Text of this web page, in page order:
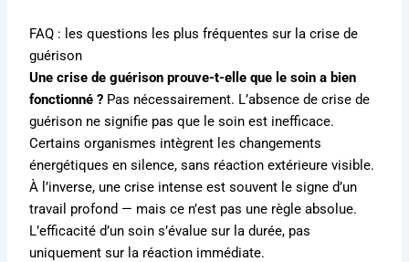
FAQ : les questions les plus fréquentes sur la crise de
guérison
Une crise de guérison prouve-t-elle que le soin a bien
fonctionné ? Pas nécessairement. L’absence de crise de
guérison ne signifie pas que le soin est inefficace.
Certains organismes intègrent les changements
énergétiques en silence, sans réaction extérieure visible.
À l’inverse, une crise intense est souvent le signe d’un
travail profond — mais ce n’est pas une règle absolue.
L’efficacité d’un soin s’évalue sur la durée, pas
uniquement sur la réaction immédiate.